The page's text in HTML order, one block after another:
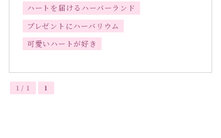
ハートを届けるハーバーランド
プレゼントにハーバリウム
可愛いハートが好き
1 / 1 1